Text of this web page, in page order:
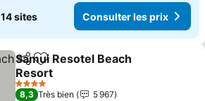
14 sites Consulter les prix
PartagerAjouter à mes favoris
Samui Resotel Beach
Resort
Consulter les prix
4 Étoiles
8,3 Très bien
5 967